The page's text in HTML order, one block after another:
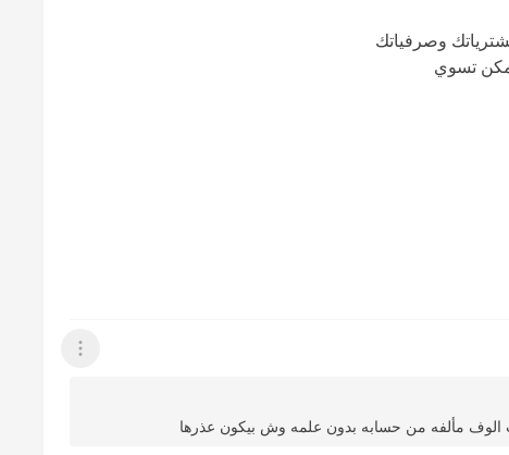
وصرفياتك
عرض القائمة
الوف مألفه من حسابه بدون علمه وش بيكون عذرها